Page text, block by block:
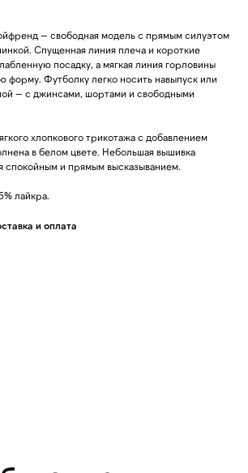
— свободная модель с прямым силуэтом
Спущенная линия плеча и короткие
посадку, а мягкая линия горловины
форму. Футболку легко носить навыпуск или
— с джинсами, шортами и свободными
хлопкового трикотажа с добавлением
в белом цвете. Небольшая вышивка
спокойным и прямым высказыванием.
лайкра.
и оплата